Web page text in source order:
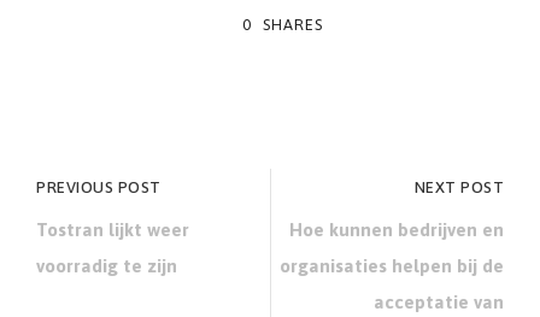
0 SHARES
PREVIOUS POST
Tostran lijkt weer
voorradig te zijn
NEXT POST
Hoe kunnen bedrijven en
organisaties helpen bij de
acceptatie van